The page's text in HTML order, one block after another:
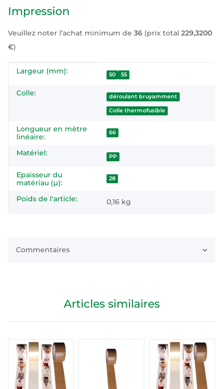
Impression
Veuillez noter l’achat minimum de 36 (prix total 229,3200
€)
#productDetails.itemInformation#
#productDetails.itemValue#
Largeur (mm): 50 55
Colle: déroulant bruyamment
Colle thermofusible
Longueur en mètre
linéaire:
66
Matériel: PP
Epaisseur du
matériau (µ):
28
Poids de l'article: 0,16 kg
Commentaires
Articles similaires